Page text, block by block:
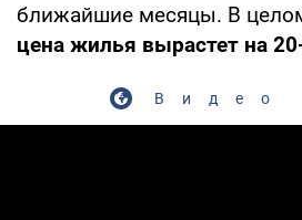
ближайшие месяцы. В
цена жилья вырастет на
Видео